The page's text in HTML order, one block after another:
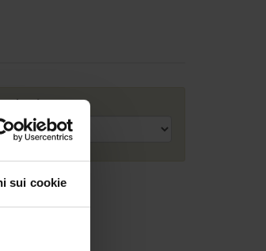
sui cookie
year